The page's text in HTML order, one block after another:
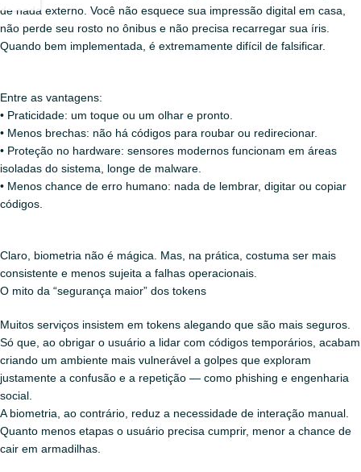
de nada externo. Você não esquece sua impressão digital em casa,
não perde seu rosto no ônibus e não precisa recarregar sua íris.
Quando bem implementada, é extremamente difícil de falsificar.
Entre as vantagens:
• Praticidade: um toque ou um olhar e pronto.
• Menos brechas: não há códigos para roubar ou redirecionar.
• Proteção no hardware: sensores modernos funcionam em áreas
isoladas do sistema, longe de malware.
• Menos chance de erro humano: nada de lembrar, digitar ou copiar
códigos.
Claro, biometria não é mágica. Mas, na prática, costuma ser mais
consistente e menos sujeita a falhas operacionais.
O mito da “segurança maior” dos tokens
Muitos serviços insistem em tokens alegando que são mais seguros.
Só que, ao obrigar o usuário a lidar com códigos temporários, acabam
criando um ambiente mais vulnerável a golpes que exploram
justamente a confusão e a repetição — como phishing e engenharia
social.
A biometria, ao contrário, reduz a necessidade de interação manual.
Quanto menos etapas o usuário precisa cumprir, menor a chance de
cair em armadilhas.